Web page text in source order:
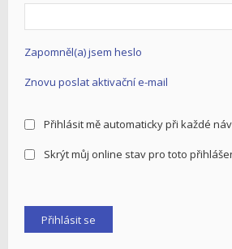
Zapomněl(a) jsem heslo
Znovu poslat aktivační e-mail
Přihlásit mě automaticky při každé
Skrýt můj online stav pro toto